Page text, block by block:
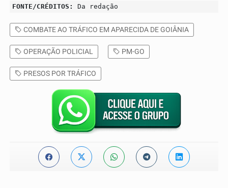
FONTE/CRÉDITOS: Da redação
COMBATE AO TRÁFICO EM APARECIDA DE GOIÂNIA
OPERAÇÃO POLICIAL PM-GO
PRESOS POR TRÁFICO